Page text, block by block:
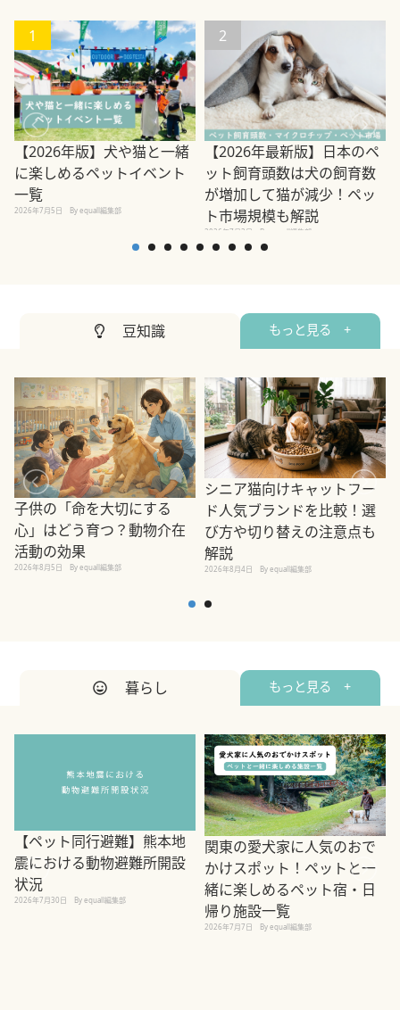
1
【2026年版】犬や猫と一緒
に楽しめるペットイベント
一覧
2026年7月5日 By equall編集部
2
【2026年最新版】日本のペ
ット飼育頭数は犬の飼育数
が増加して猫が減少！ペッ
ト市場規模も解説
2026年7月3日 By equall編集部
豆知識 もっと見る +
子供の「命を大切にする
心」はどう育つ？動物介在
活動の効果
2026年8月5日 By equall編集部
シニア猫向けキャットフー
ド人気ブランドを比較！選
び方や切り替えの注意点も
解説
2026年8月4日 By equall編集部
暮らし もっと見る +
【ペット同行避難】熊本地
震における動物避難所開設
状況
2026年7月30日 By equall編集部
関東の愛犬家に人気のおで
かけスポット！ペットと一
緒に楽しめるペット宿・日
帰り施設一覧
2026年7月7日 By equall編集部